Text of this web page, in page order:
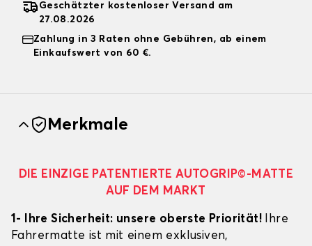
Geschätzter kostenloser Versand am
27.08.2026
Zahlung in 3 Raten ohne Gebühren, ab einem
Einkaufswert von 60 €.
Merkmale
DIE EINZIGE PATENTIERTE AUTOGRIP©-MATTE
AUF DEM MARKT
1- Ihre Sicherheit: unsere oberste Priorität! Ihre
Fahrermatte ist mit einem exklusiven,